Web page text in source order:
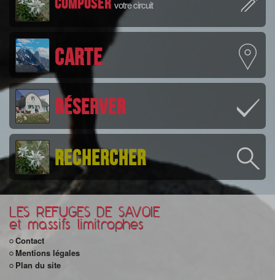
votre circuit
Carte
Réserver
Rechercher
LES REFUGES DE SAVOIE
et massifs limitrophes
Contact
Mentions légales
Plan du site